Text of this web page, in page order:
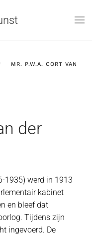
MR. P.W.A. CORT VAN
der
1935) werd in 1913
kabinet
en bleef dat
Tijdens zijn
ingevoerd. De